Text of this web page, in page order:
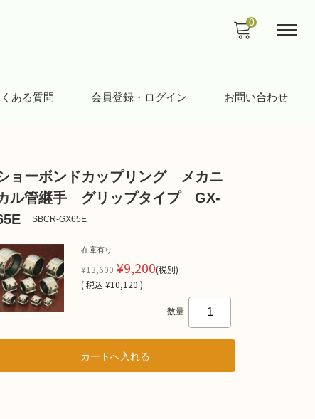
ある質問 会員登録・ログイン お問い合わせ
0
ョーボンドカップリング メカニ
ル管継手 グリップタイプ GX-
SBCR-GX65E
在庫有り
¥13,600¥9,200(税別)
(税込 ¥10,120 )
数量